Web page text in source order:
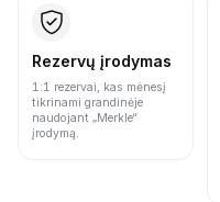
Rezervų įrodymas
1:1 rezervai, kas mėnesį
tikrinami grandinėje
naudojant „Merkle“
įrodymą.